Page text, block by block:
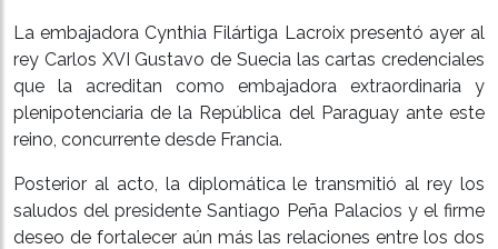
La embajadora Cynthia Filártiga Lacroix presentó ayer al
rey Carlos XVI Gustavo de Suecia las cartas credenciales
que la acreditan como embajadora extraordinaria y
plenipotenciaria de la República del Paraguay ante este
reino, concurrente desde Francia.
Posterior al acto, la diplomática le transmitió al rey los
saludos del presidente Santiago Peña Palacios y el firme
deseo de fortalecer aún más las relaciones entre los dos